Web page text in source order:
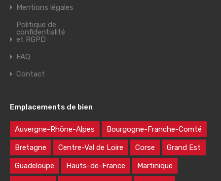
Mentions légales
Politique de
confidentialité
et RGPD
FAQ
Contact
Emplacements de bien
Auvergne-Rhône-Alpes Bourgogne-Franche-Comté
Bretagne Centre-Val de Loire Corse Grand Est
Guadeloupe Hauts-de-France Martinique